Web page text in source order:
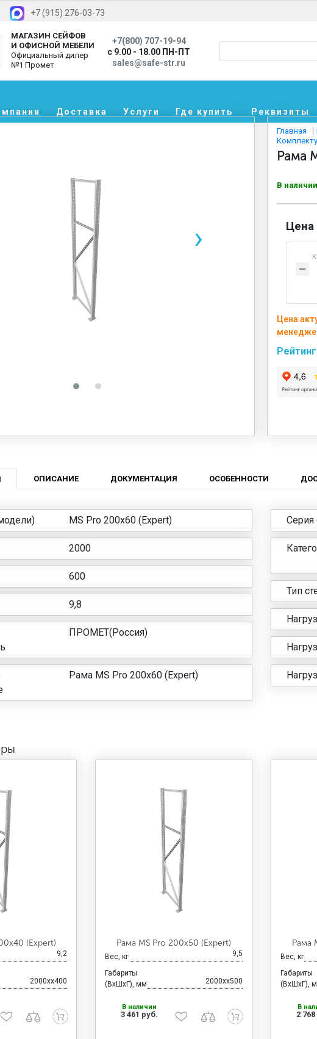
+7 (915) 276-03-73
МАГАЗИН СЕЙФОВ
И ОФИСНОЙ МЕБЕЛИ
Официальный дилер
№1 Промет
+7(800) 707-19-94
с 9.00 - 18.00 ПН-ПТ
sales@safe-str.ru
Доставка Услуги Где купить Реквизиты
›
Главная
Рама
В наличии
Цена
Цена
ОПИСАНИЕ ДОКУМЕНТАЦИЯ ОСОБЕННОСТИ
MS Pro 200х60 (Expert)
2000
600
9,8
ПРОМЕТ(Россия)
Рама MS Pro 200х60 (Expert)
Серия
Тип
(Expert)
9,2
2000xx400
Рама MS Pro 200х50 (Expert)
Вес, кг 9,5
Габариты
(ВхШхГ), мм
2000xx500
В наличии
3 461 руб.
Рама
Вес, кг
Габариты
(ВхШхГ),
В
2